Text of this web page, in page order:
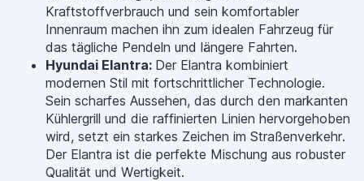
Kraftstoffverbrauch und sein komfortabler
Innenraum machen ihn zum idealen Fahrzeug für
das tägliche Pendeln und längere Fahrten.
Hyundai Elantra: Der Elantra kombiniert
modernen Stil mit fortschrittlicher Technologie.
Sein scharfes Aussehen, das durch den markanten
Kühlergrill und die raffinierten Linien hervorgehoben
wird, setzt ein starkes Zeichen im Straßenverkehr.
Der Elantra ist die perfekte Mischung aus robuster
Qualität und Wertigkeit.